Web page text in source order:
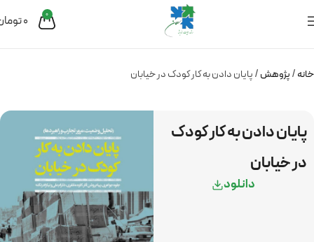
0
0
خانه پژوهش پایان دادن به کار کودک در خیابان
پایان دادن به کار کودک
در خیابان
دانلود